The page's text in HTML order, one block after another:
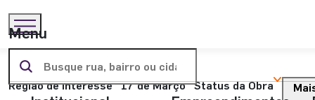
Menu
Encontre aqui o seu próximo
endereço:
Região de interesse 17 de Março Status da Obra